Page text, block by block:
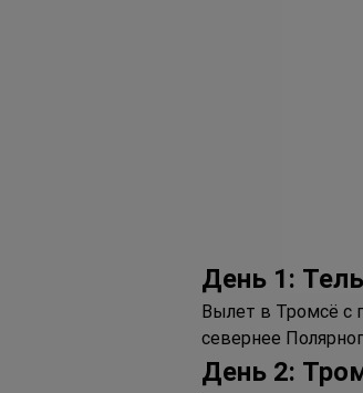
День 1: Тель
Вылет в Тромсё с
севернее
День 2: Т